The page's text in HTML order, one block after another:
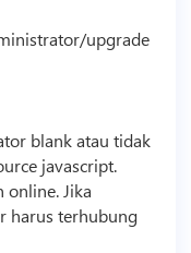
upgrade
blank atau tidak
javascript.
online. Jika
harus terhubung